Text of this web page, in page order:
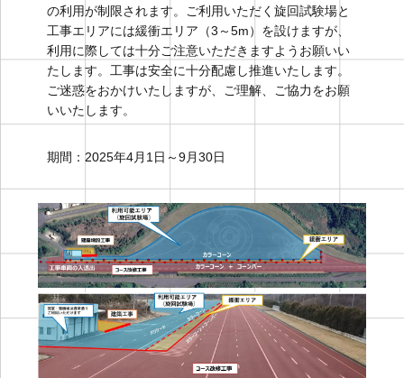
の利用が制限されます。ご利用いただく旋回試験場と
工事エリアには緩衝エリア（3～5m）を設けますが、
利用に際しては十分ご注意いただきますようお願いい
たします。工事は安全に十分配慮し推進いたします。
ご迷惑をおかけいたしますが、ご理解、ご協力をお願
いいたします。
期間：2025年4月1日～9月30日